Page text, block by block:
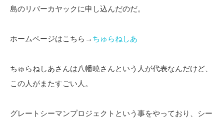
島のリバーカヤックに申し込んだのだ。
ホームページはこちら→ ちゅらねしあ
ちゅらねしあさんは八幡暁さんという人が代表なんだけど、
この人がまたすごい人。
グレートシーマンプロジェクトという事をやっており、シー